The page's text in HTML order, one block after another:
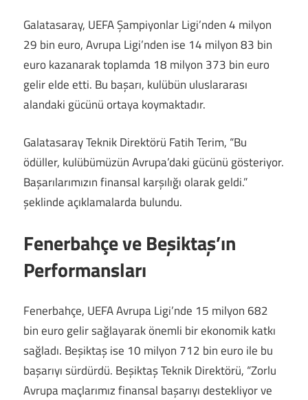
Galatasaray, UEFA Şampiyonlar Ligi’nden 4 milyon
29 bin euro, Avrupa Ligi’nden ise 14 milyon 83 bin
euro kazanarak toplamda 18 milyon 373 bin euro
gelir elde etti. Bu başarı, kulübün uluslararası
alandaki gücünü ortaya koymaktadır.
Galatasaray Teknik Direktörü Fatih Terim, “Bu
ödüller, kulübümüzün Avrupa’daki gücünü gösteriyor.
Başarılarımızın finansal karşılığı olarak geldi.”
şeklinde açıklamalarda bulundu.
Fenerbahçe ve Beşiktaş’ın
Performansları
Fenerbahçe, UEFA Avrupa Ligi’nde 15 milyon 682
bin euro gelir sağlayarak önemli bir ekonomik katkı
sağladı. Beşiktaş ise 10 milyon 712 bin euro ile bu
başarıyı sürdürdü. Beşiktaş Teknik Direktörü, “Zorlu
Avrupa maçlarımız finansal başarıyı destekliyor ve